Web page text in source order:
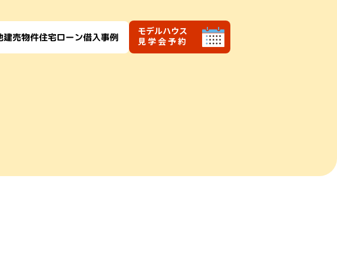
建売物件住宅ローン借入事例
モデルハウス
見学会予約